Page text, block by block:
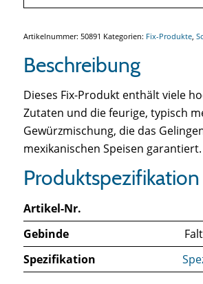
Artikelnummer: 50891 Kategorien: Fix-Produkte,
Beschreibung
Dieses Fix-Produkt enthält viele
Zutaten und die feurige, typisch
Gewürzmischung, die das
mexikanischen Speisen garantiert.
Produktspezifikation
Artikel-Nr.
Gebinde
Spezifikation